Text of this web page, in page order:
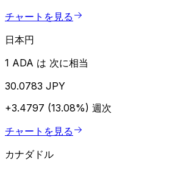
チャートを見る
日本円
1 ADA は 次に相当
30.0783 JPY
+3.4797 (13.08%) 週次
チャートを見る
カナダドル